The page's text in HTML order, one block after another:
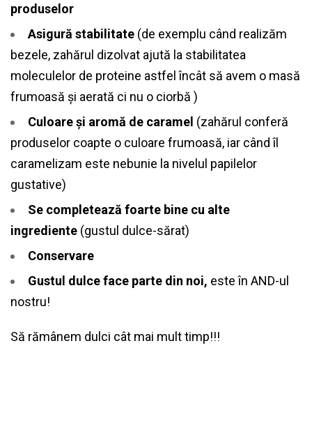
produselor
Asigură stabilitate (de exemplu când realizăm
bezele, zahărul dizolvat ajută la stabilitatea
moleculelor de proteine astfel încât să avem o masă
frumoasă și aerată ci nu o ciorbă )
Culoare și aromă de caramel (zahărul conferă
produselor coapte o culoare frumoasă, iar când îl
caramelizam este nebunie la nivelul papilelor
gustative)
Se completează foarte bine cu alte
ingrediente (gustul dulce-sărat)
Conservare
Gustul dulce face parte din noi, este în AND-ul
nostru!
Să rămânem dulci cât mai mult timp!!!